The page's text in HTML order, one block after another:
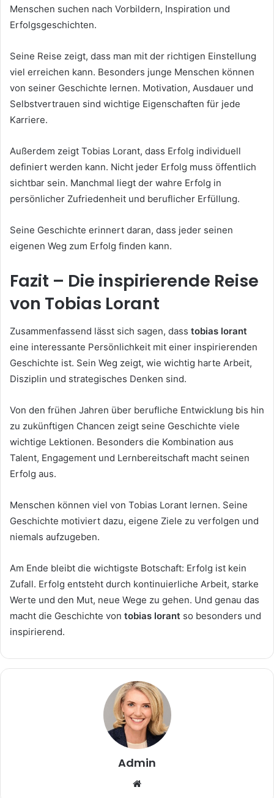
Menschen suchen nach Vorbildern, Inspiration und
Erfolgsgeschichten.
Seine Reise zeigt, dass man mit der richtigen Einstellung
viel erreichen kann. Besonders junge Menschen können
von seiner Geschichte lernen. Motivation, Ausdauer und
Selbstvertrauen sind wichtige Eigenschaften für jede
Karriere.
Außerdem zeigt Tobias Lorant, dass Erfolg individuell
definiert werden kann. Nicht jeder Erfolg muss öffentlich
sichtbar sein. Manchmal liegt der wahre Erfolg in
persönlicher Zufriedenheit und beruflicher Erfüllung.
Seine Geschichte erinnert daran, dass jeder seinen
eigenen Weg zum Erfolg finden kann.
Fazit – Die inspirierende Reise
von Tobias Lorant
Zusammenfassend lässt sich sagen, dass tobias lorant
eine interessante Persönlichkeit mit einer inspirierenden
Geschichte ist. Sein Weg zeigt, wie wichtig harte Arbeit,
Disziplin und strategisches Denken sind.
Von den frühen Jahren über berufliche Entwicklung bis hin
zu zukünftigen Chancen zeigt seine Geschichte viele
wichtige Lektionen. Besonders die Kombination aus
Talent, Engagement und Lernbereitschaft macht seinen
Erfolg aus.
Menschen können viel von Tobias Lorant lernen. Seine
Geschichte motiviert dazu, eigene Ziele zu verfolgen und
niemals aufzugeben.
Am Ende bleibt die wichtigste Botschaft: Erfolg ist kein
Zufall. Erfolg entsteht durch kontinuierliche Arbeit, starke
Werte und den Mut, neue Wege zu gehen. Und genau das
macht die Geschichte von tobias lorant so besonders und
inspirierend.
Admin